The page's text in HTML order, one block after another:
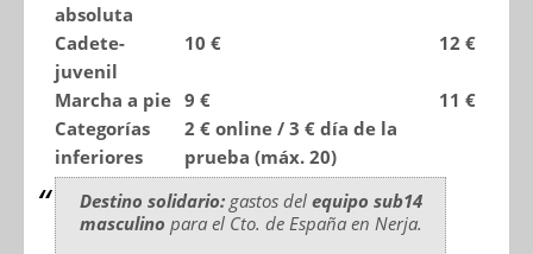
absoluta
Cadete-
juvenil
10 € 12 €
Marcha a pie 9 €
11 €
Categorías
inferiores
2 € online / 3 € día de la
prueba (máx. 20)
Destino solidario:gastos del equipo sub14
masculino para el Cto. de España en Nerja.